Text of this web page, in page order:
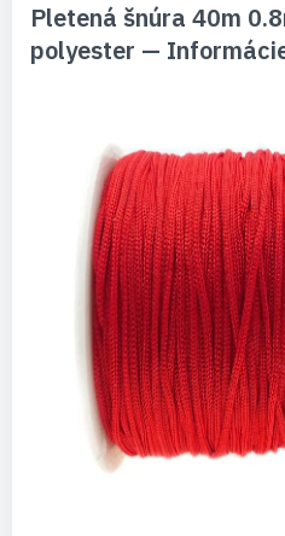
Pletená šnúra 40m
polyester —